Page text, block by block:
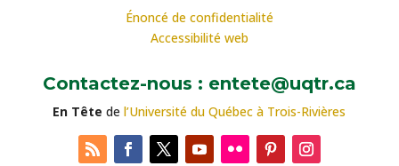
Énoncé de confidentialité
Accessibilité web
Contactez-nous : entete@uqtr.ca
En Tête del’Université du Québec à Trois-Rivières